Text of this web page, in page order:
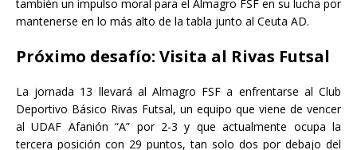
también un impulso moral para el Almagro FSF en su lucha por
mantenerse en lo más alto de la tabla junto al Ceuta AD.
Próximo desafío: Visita al Rivas Futsal
La jornada 13 llevará al Almagro FSF a enfrentarse al Club
Deportivo Básico Rivas Futsal, un equipo que viene de vencer
al UDAF Afanión “A” por 2-3 y que actualmente ocupa la
tercera posición con 29 puntos, tan solo dos por debajo del